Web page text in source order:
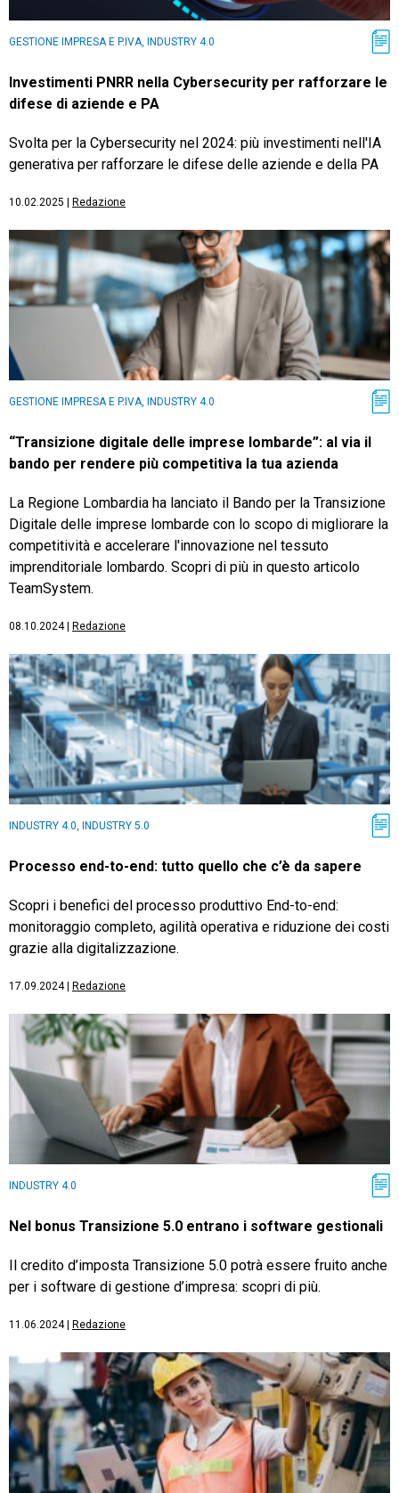
GESTIONE IMPRESA E P.IVA, INDUSTRY 4.0
Investimenti PNRR nella Cybersecurity per rafforzare le
difese di aziende e PA
Svolta per la Cybersecurity nel 2024: più investimenti nell'IA
generativa per rafforzare le difese delle aziende e della PA
10.02.2025 Redazione
GESTIONE IMPRESA E P.IVA, INDUSTRY 4.0
“Transizione digitale delle imprese lombarde”: al via il
bando per rendere più competitiva la tua azienda
La Regione Lombardia ha lanciato il Bando per la Transizione
Digitale delle imprese lombarde con lo scopo di migliorare la
competitività e accelerare l'innovazione nel tessuto
imprenditoriale lombardo. Scopri di più in questo articolo
TeamSystem.
08.10.2024| Redazione
INDUSTRY 4.0, INDUSTRY 5.0
Processo end-to-end: tutto quello che c’è da sapere
Scopri i benefici del processo produttivo End-to-end:
monitoraggio completo, agilità operativa e riduzione dei costi
grazie alla digitalizzazione.
17.09.2024| Redazione
INDUSTRY 4.0
Nel bonus Transizione 5.0 entrano i software gestionali
Il credito d’imposta Transizione 5.0 potrà essere fruito anche
per i software di gestione d’impresa: scopri di più.
11.06.2024| Redazione